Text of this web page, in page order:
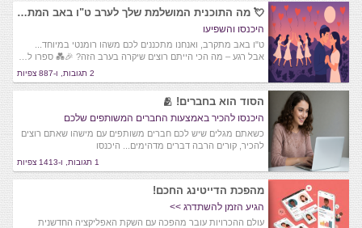
💘 מה התוכנית המושלמת שלך לערב ט"ו באב המתקרב?
היכנסו והשפיעו
ט"ו באב מתקרב, ואנחנו מתכננים לכם משהו רומנטי במיוחד...
אבל רגע – מה הכי הייתם רוצים שיקרה בערב הזה? 🎉💑 ספרו ל…
2 תגובות, ו-887 צפיות
הסוד הוא בחברים! 🫂
היכנסו להכיר באמצעות החברים המשותפים שלכם
כשאתם מגלים שיש לכם חברים משותפים עם מישהו שאתם רוצים
להכיר, קורים הרבה דברים מדהימים... היכנסו
1 תגובות, ו-1413 צפיות
מהפכת הדייטינג החכם!
הגיע הזמן להשתדרג >>
עולם ההכרויות עובר מהפכה עם השקת האפליקציה החדשנית